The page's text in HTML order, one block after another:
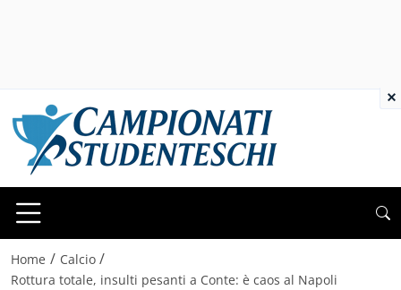
Home / Calcio /
Rottura totale, insulti pesanti a Conte: è caos al Napoli
×